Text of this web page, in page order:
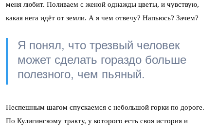
меня любит. Поливаем с женой однажды цветы, и чувствую,
какая нега идёт от земли. А я чем отвечу? Напьюсь? Зачем?
Я понял, что трезвый человек
может сделать гораздо больше
полезного, чем пьяный.
Неспешным шагом спускаемся с небольшой горки по дороге.
По Кулигинскому тракту, у которого есть своя история и